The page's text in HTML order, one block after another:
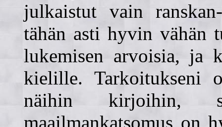
julkaistut vain
tähän asti hyvin vähän
lukemisen arvoisia, ja
kielille. Tarkoitukseni
näihin kirjoihin,
maailmankatsomus on